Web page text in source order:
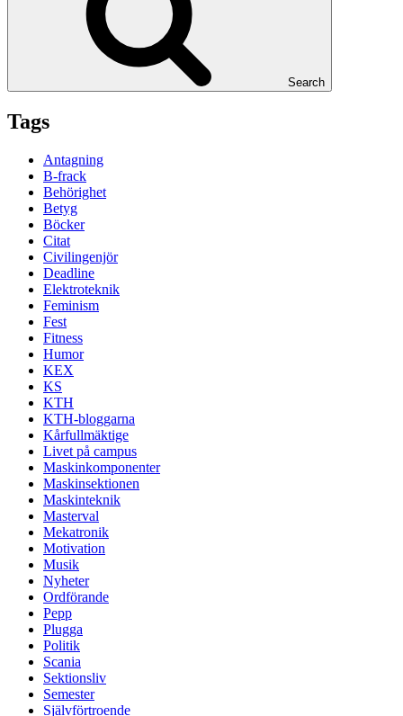
Search
Tags
Antagning
B-frack
Behörighet
Betyg
Böcker
Citat
Civilingenjör
Deadline
Elektroteknik
Feminism
Fest
Fitness
Humor
KEX
KS
KTH
KTH-bloggarna
Kårfullmäktige
Livet på campus
Maskinkomponenter
Maskinsektionen
Maskinteknik
Masterval
Mekatronik
Motivation
Musik
Nyheter
Ordförande
Pepp
Plugga
Politik
Scania
Sektionsliv
Semester
Självförtroende